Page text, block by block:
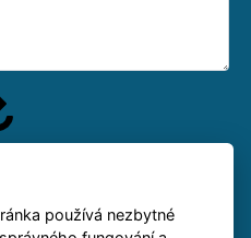
to bude možné.
používá nezbytné